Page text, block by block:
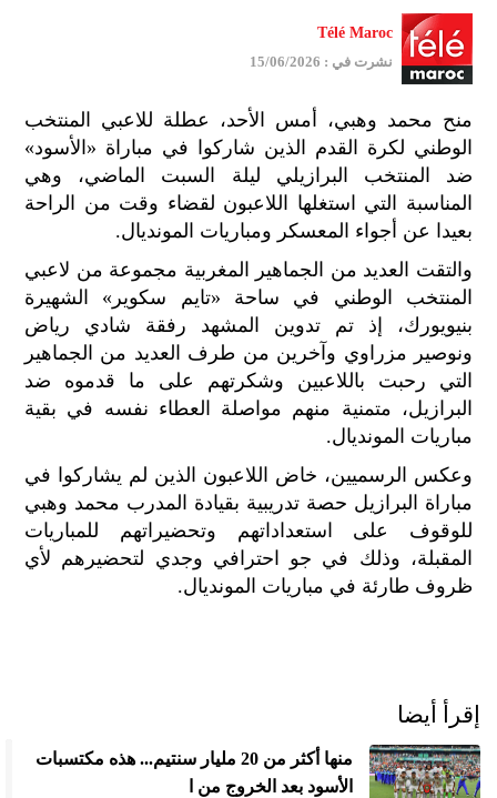
Télé Maroc
نشرت في : 15/06/2026
منح محمد وهبي، أمس الأحد، عطلة للاعبي المنتخب
الوطني لكرة القدم الذين شاركوا في مباراة «الأسود»
ضد المنتخب البرازيلي ليلة السبت الماضي، وهي
المناسبة التي استغلها اللاعبون لقضاء وقت من الراحة
بعيدا عن أجواء المعسكر ومباريات المونديال.
والتقت العديد من الجماهير المغربية مجموعة من لاعبي
المنتخب الوطني في ساحة «تايم سكوير» الشهيرة
بنيويورك، إذ تم تدوين المشهد رفقة شادي رياض
ونوصير مزراوي وآخرين من طرف العديد من الجماهير
التي رحبت باللاعبين وشكرتهم على ما قدموه ضد
البرازيل، متمنية منهم مواصلة العطاء نفسه في بقية
مباريات المونديال.
وعكس الرسميين، خاض اللاعبون الذين لم يشاركوا في
مباراة البرازيل حصة تدريبية بقيادة المدرب محمد وهبي
للوقوف على استعداداتهم وتحضيراتهم للمباريات
المقبلة، وذلك في جو احترافي وجدي لتحضيرهم لأي
ظروف طارئة في مباريات المونديال.
إقرأ أيضا
منها أكثر من 20 مليار سنتيم... هذه مكتسبات
الأسود بعد الخروج من ا